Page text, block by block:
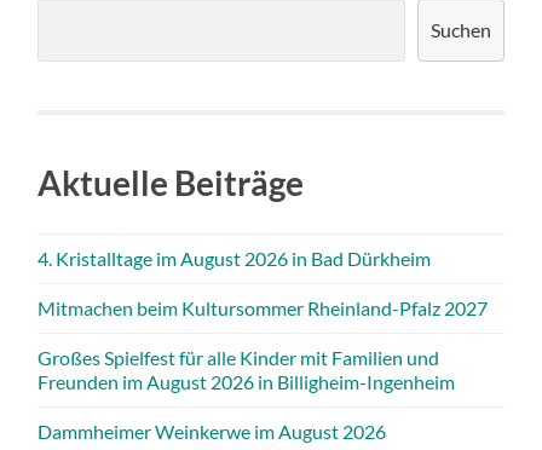
Suchen
Aktuelle Beiträge
4. Kristalltage im August 2026 in Bad Dürkheim
Mitmachen beim Kultursommer Rheinland-Pfalz 2027
Großes Spielfest für alle Kinder mit Familien und
Freunden im August 2026 in Billigheim-Ingenheim
Dammheimer Weinkerwe im August 2026